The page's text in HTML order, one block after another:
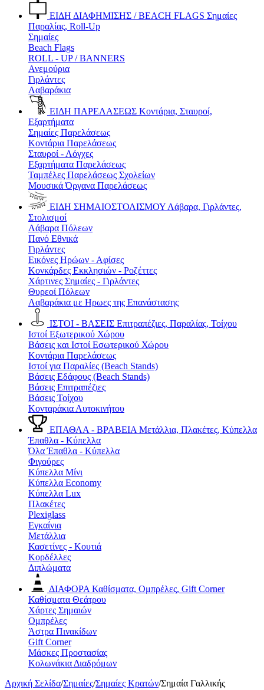
ΕΙΔΗ ΔΙΑΦΗΜΙΣΗΣ / BEACH FLAGS Σημαίες
Παραλίας, Roll-Up
Σημαίες
Beach Flags
ROLL - UP / BANNERS
Ανεμούρια
Γιρλάντες
Λαβαράκια
ΕΙΔΗ ΠΑΡΕΛΑΣΕΩΣ Κοντάρια, Σταυροί,
Εξαρτήματα
Σημαίες Παρελάσεως
Κοντάρια Παρελάσεως
Σταυροί - Λόγχες
Εξαρτήματα Παρελάσεως
Ταμπέλες Παρελάσεως Σχολείων
Μουσικά Όργανα Παρελάσεως
ΕΙΔΗ ΣΗΜΑΙΟΣΤΟΛΙΣΜΟΥ Λάβαρα, Γιρλάντες,
Στολισμοί
Λάβαρα Πόλεων
Πανό Εθνικά
Γιρλάντες
Εικόνες Ηρώων - Αφίσες
Κονκάρδες Εκκλησιών - Ροζέττες
Χάρτινες Σημαίες - Γιρλάντες
Θυρεοί Πόλεων
Λαβαράκια με Ηρωες της Επανάστασης
ΙΣΤΟΙ - ΒΑΣΕΙΣ Επιτραπέζιες, Παραλίας, Τοίχου
Ιστοί Εξωτερικού Χώρου
Βάσεις και Ιστοί Εσωτερικού Χώρου
Κοντάρια Παρελάσεως
Ιστοί για Παραλίες (Beach Stands)
Βάσεις Εδάφους (Beach Stands)
Βάσεις Επιτραπέζιες
Βάσεις Τοίχου
Κονταράκια Αυτοκινήτου
ΕΠΑΘΛΑ - ΒΡΑΒΕΙΑ Μετάλλια, Πλακέτες, Κύπελλα
Έπαθλα - Κύπελλα
Όλα Έπαθλα - Κύπελλα
Φιγούρες
Κύπελλα Μίνι
Κύπελλα Economy
Κύπελλα Lux
Πλακέτες
Plexiglass
Εγκαίνια
Μετάλλια
Κασετίνες - Κουτιά
Κορδέλλες
Διπλώματα
ΔΙΑΦΟΡΑ Καθίσματα, Ομπρέλες, Gift Corner
Καθίσματα Θεάτρου
Χάρτες Σημαιών
Ομπρέλες
Άστρα Πινακίδων
Gift Corner
Μάσκες Προστασίας
Κολωνάκια Διαδρόμων
Αρχική Σελίδα/Σημαίες/Σημαίες Κρατών/Σημαία Γαλλικής